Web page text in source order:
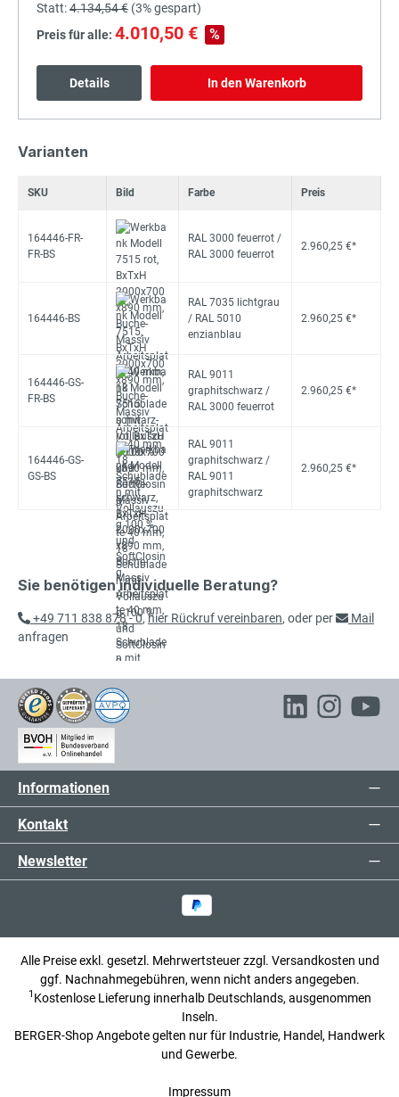
Statt:4.134,54 € (3%gespart)
Preis für alle: 4.010,50 € %
Details In den Warenkorb
Varianten
SKU Bild Farbe Preis
164446-FR-
FR-BS
RAL 3000 feuerrot /
RAL 3000 feuerrot
2.960,25 €*
164446-BS
RAL 7035 lichtgrau
/ RAL 5010
enzianblau
2.960,25 €*
164446-GS-
FR-BS
RAL 9011
graphitschwarz /
RAL 3000 feuerrot
2.960,25 €*
164446-GS-
GS-BS
RAL 9011
graphitschwarz /
RAL 9011
graphitschwarz
2.960,25 €*
Sie benötigen individuelle Beratung?
+49 711 838 878 - 0,hier Rückruf vereinbaren, oder per
Mail
anfragen
Informationen
Kontakt
Newsletter
Alle Preise exkl. gesetzl. Mehrwertsteuer zzgl. Versandkosten und
ggf. Nachnahmegebühren, wenn nicht anders angegeben.
1 Kostenlose Lieferung innerhalb Deutschlands, ausgenommen
Inseln.
BERGER-Shop Angebote gelten nur für Industrie, Handel, Handwerk
und Gewerbe.
Impressum